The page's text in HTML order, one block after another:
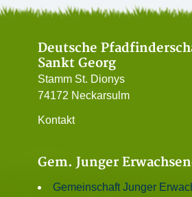
Deutsche
Sankt Georg
Stamm St. Dionys
74172 Neckarsulm
Kontakt
Gem. Junger
Gemeinschaft Junger